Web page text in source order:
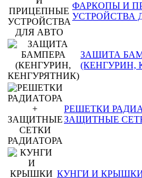
ФАРКОПЫ И
УСТРОЙСТВА
ЗАЩИТА
(КЕНГУРИН,
РЕШЕТКИ
ЗАЩИТНЫЕ
КУНГИ И